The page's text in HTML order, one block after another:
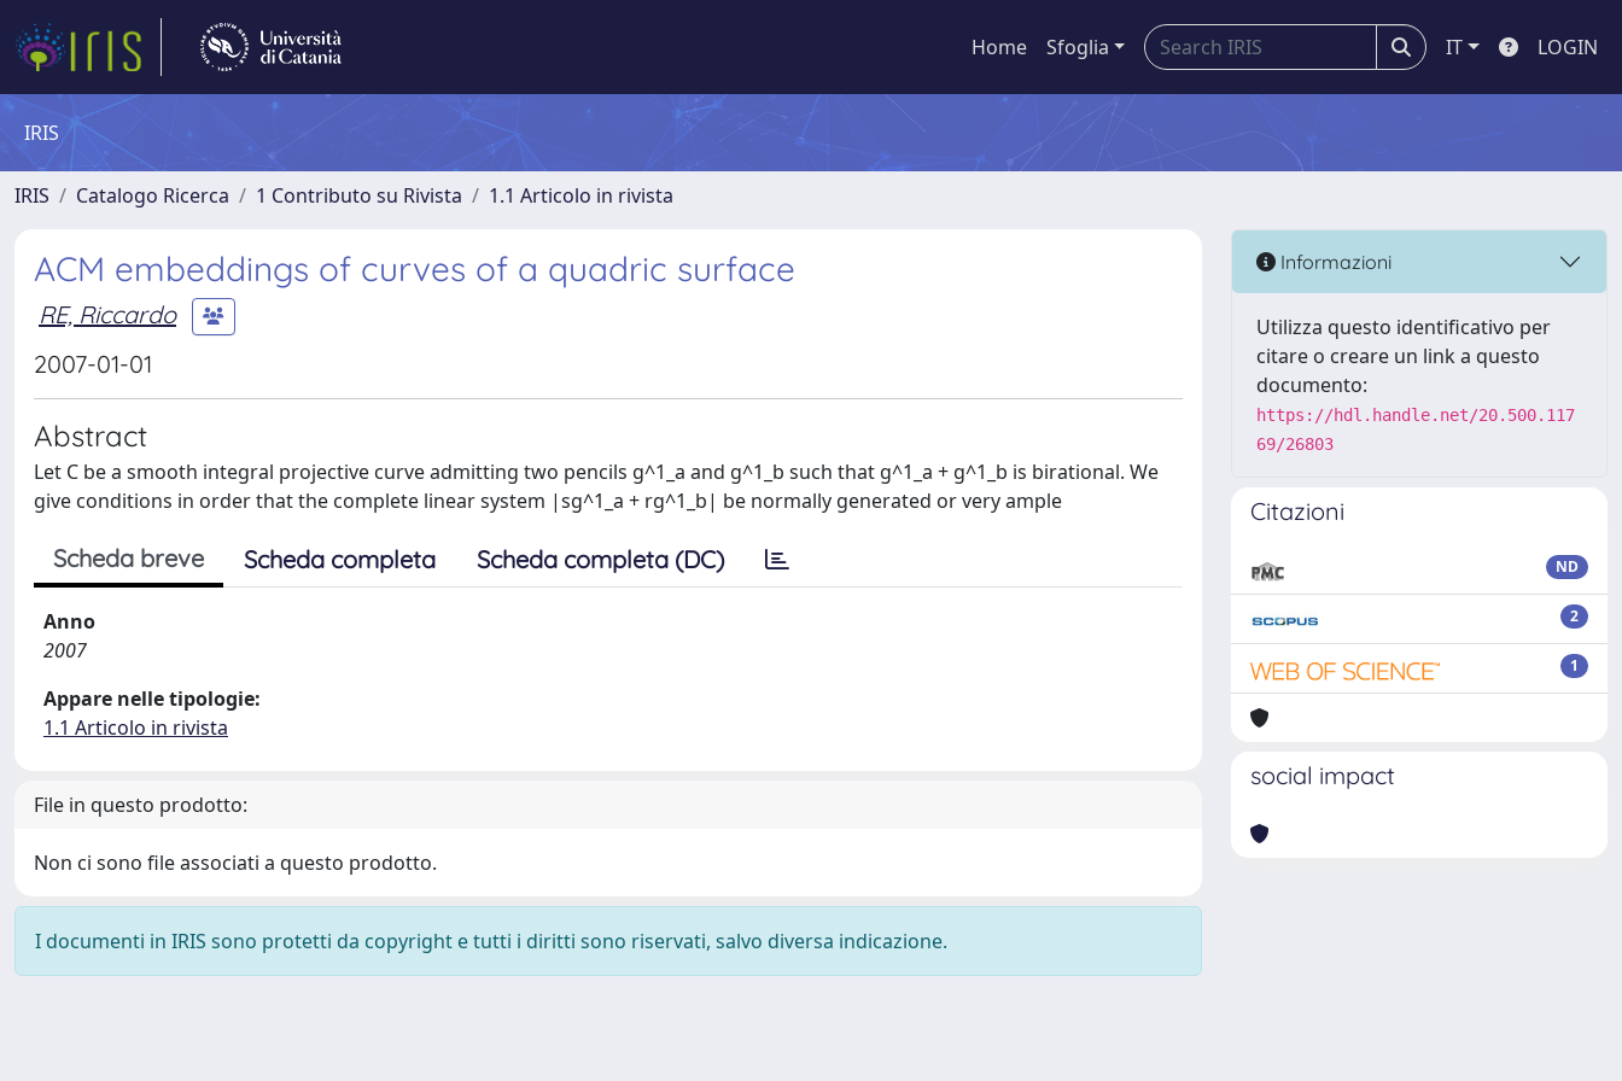
Home Sfoglia IT LOGIN
IRIS
IRIS Catalogo Ricerca 1 Contributo su Rivista 1.1 Articolo in rivista
ACM embeddings of curves of a quadric surface
RE, Riccardo
2007-01-01
Abstract
Let C be a smooth integral projective curve admitting two pencils g^1_a and g^1_b such that g^1_a + g^1_b is birational. We
give conditions in order that the complete linear system |sg^1_a + rg^1_b| be normally generated or very ample
Scheda breve Scheda completa Scheda completa (DC)
Anno
2007
Appare nelle tipologie:
1.1 Articolo in rivista
File in questo prodotto:
Non ci sono file associati a questo prodotto.
I documenti in IRIS sono protetti da copyright e tutti i diritti sono riservati, salvo diversa indicazione.
Informazioni
Utilizza questo identificativo per
citare o creare un link a questo
documento:
https://hdl.handle.net/20.500.117
69/26803
Citazioni
ND
2
1
social impact